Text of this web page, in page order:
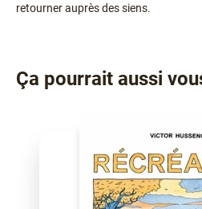
retourner auprès des siens.
Ça pourrait aussi